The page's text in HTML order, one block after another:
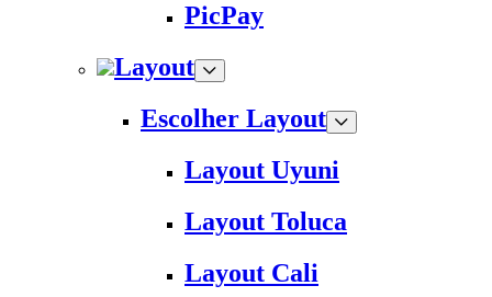
PicPay
Layout
Escolher Layout
Layout Uyuni
Layout Toluca
Layout Cali